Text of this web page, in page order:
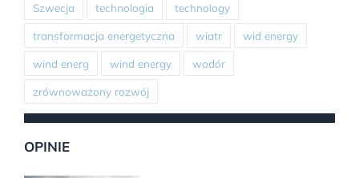
Szwecja technologia technology
transformacja energetyczna wiatr wid energy
wind energ wind energy wodór
zrównoważony rozwój
OPINIE